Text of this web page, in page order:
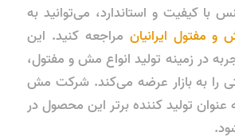
با کیفیت و استاندارد، می‌توانید به
ایرانیان مراجعه کنید. این
در زمینه تولید انواع مش و مفتول،
را به بازار عرضه می‌کند. شرکت مش
عنوان تولید کننده برتر این محصول در